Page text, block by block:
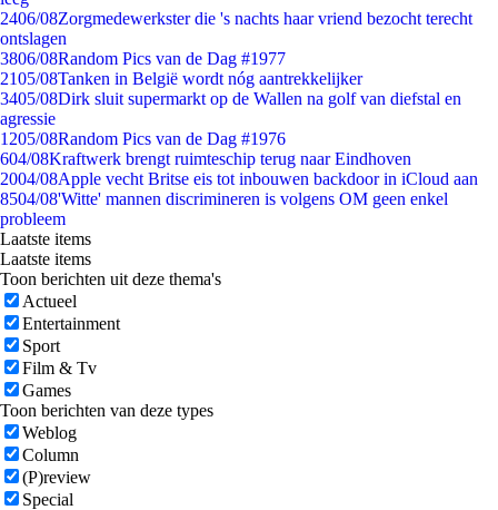
2406/08Zorgmedewerkster die 's nachts haar vriend bezocht terecht
ontslagen
3806/08Random Pics van de Dag #1977
2105/08Tanken in België wordt nóg aantrekkelijker
3405/08Dirk sluit supermarkt op de Wallen na golf van diefstal en
agressie
1205/08Random Pics van de Dag #1976
604/08Kraftwerk brengt ruimteschip terug naar Eindhoven
2004/08Apple vecht Britse eis tot inbouwen backdoor in iCloud aan
8504/08'Witte' mannen discrimineren is volgens OM geen enkel
probleem
Laatste items
Laatste items
Toon berichten uit deze thema's
Actueel
Entertainment
Sport
Film & Tv
Games
Toon berichten van deze types
Weblog
Column
(P)review
Special